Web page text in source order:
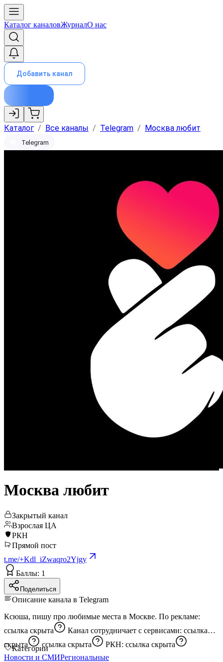
Каталог каналовЖурналО нас
Добавить канал
Каталог / Все каналы / Telegram / Москва любит
Telegram
Москва любит
Закрытый канал
Взрослая ЦА
РКН
Прямой пост
t.me/+Kdl_iZwaqro2Yjgy
Баллы: 1
Поделиться
Описание канала в Telegram
Ксюша, пишу про любимые места в Москве. По рекламе:
ссылка скрыта
Канал сотрудничает с сервисами: ссылка
скрыта
ссылка скрыта РКН: ссылка скрыта
Категории
Новости и СМИРегиональные